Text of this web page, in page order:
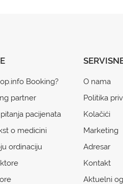
Booking?
partner
pacijenata
o medicini
ordinaciju
O nama
Politika
Kolačići
Marketing
Adresar
Kontakt
Aktuelni